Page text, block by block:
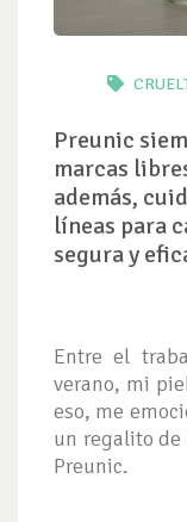
Preunic
marcas
además,
líneas para
segura y
Entre el
verano, mi
eso, me
un regalito de
Preunic.